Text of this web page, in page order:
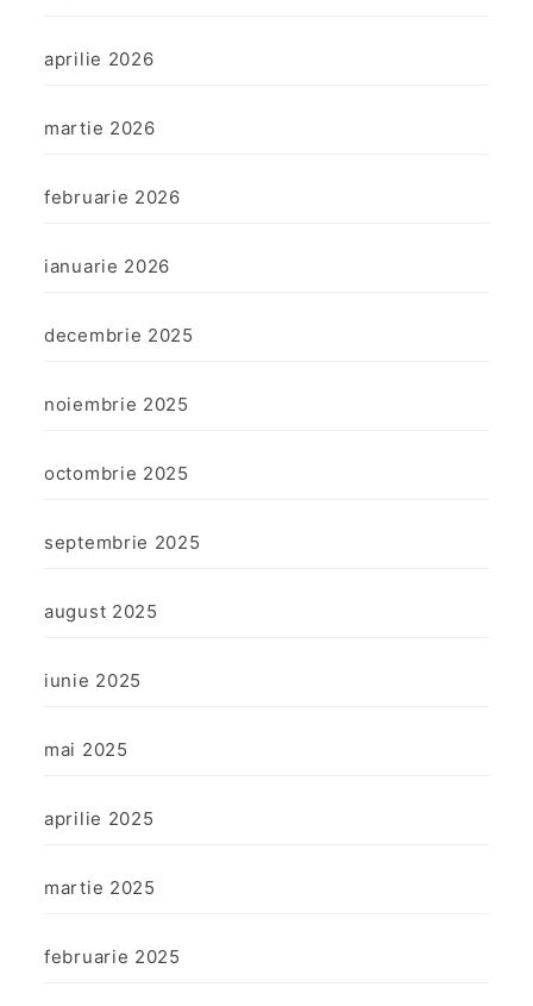
aprilie 2026
martie 2026
februarie 2026
ianuarie 2026
decembrie 2025
noiembrie 2025
octombrie 2025
septembrie 2025
august 2025
iunie 2025
mai 2025
aprilie 2025
martie 2025
februarie 2025